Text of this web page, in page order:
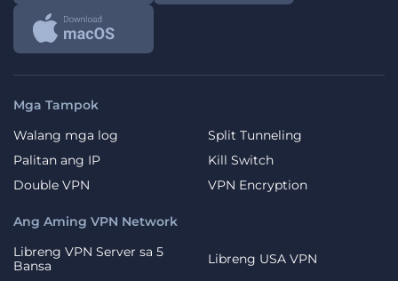
Mga Tampok
Walang mga log
Split Tunneling
Palitan ang IP
Kill Switch
Double VPN
VPN Encryption
Ang Aming VPN Network
Libreng VPN Server sa 5
Bansa
Libreng USA VPN